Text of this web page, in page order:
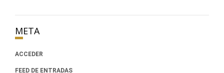
META
ACCEDER
FEED DE ENTRADAS